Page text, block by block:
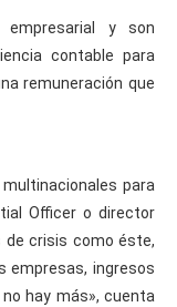
y son
contable para
remuneración que
para
Officer o director
de crisis como éste,
empresas, ingresos
hay más», cuenta